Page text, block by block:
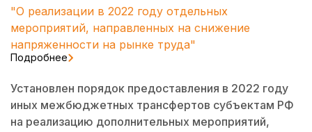
"О реализации в 2022 году отдельных
мероприятий, направленных на снижение
напряженности на рынке труда"
Подробнее
Установлен порядок предоставления в 2022 году
иных межбюджетных трансфертов субъектам РФ
на реализацию дополнительных мероприятий,